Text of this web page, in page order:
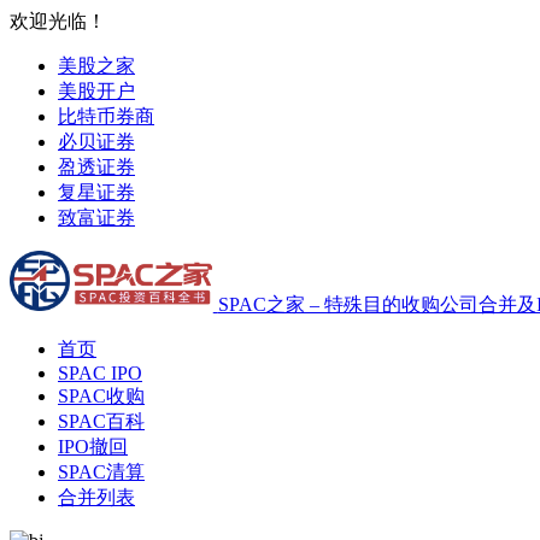
欢迎光临！
美股之家
美股开户
比特币券商
必贝证券
盈透证券
复星证券
致富证券
SPAC之家 – 特殊目的收购公司合并
首页
SPAC IPO
SPAC收购
SPAC百科
IPO撤回
SPAC清算
合并列表